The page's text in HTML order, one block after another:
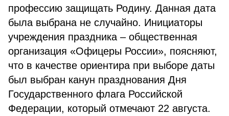
профессию защищать Родину. Данная дата
была выбрана не случайно. Инициаторы
учреждения праздника – общественная
организация «Офицеры России», поясняют,
что в качестве ориентира при выборе даты
был выбран канун празднования Дня
Государственного флага Российской
Федерации, который отмечают 22 августа.